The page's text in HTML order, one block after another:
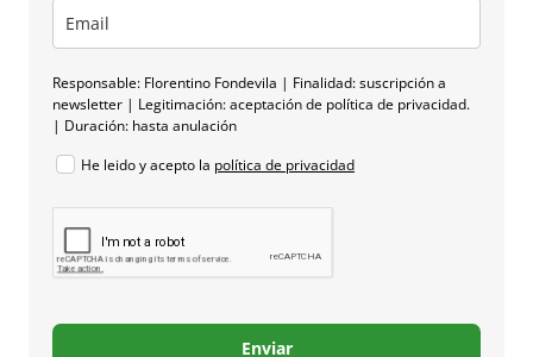
Responsable: Florentino Fondevila | Finalidad: suscripción a
newsletter | Legitimación: aceptación de política de privacidad.
| Duración: hasta anulación
He leido y acepto la política de privacidad
Enviar